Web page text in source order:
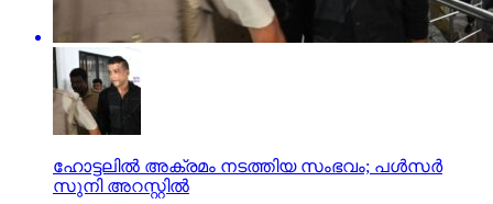
ഹോട്ടലില്‍ അക്രമം നടത്തിയ സംഭവം; പള്‍സര്‍
സുനി അറസ്റ്റില്‍